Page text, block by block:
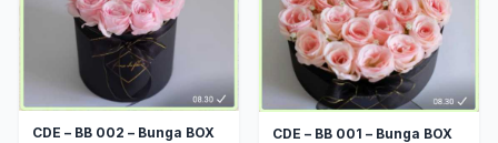
CDE – BB 002 – Bunga BOX
CDE – BB 001 – Bunga BOX